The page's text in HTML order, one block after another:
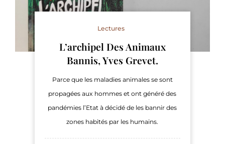
Lectures
L’archipel Des Animaux
Bannis, Yves Grevet.
Parce que les maladies animales se sont
propagées aux hommes et ont généré des
pandémies l’Etat à décidé de les bannir des
zones habités par les humains.